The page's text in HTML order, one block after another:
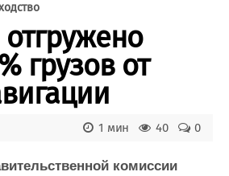
Торговая площадка
грузов от
0
40
1 мин
комиссии